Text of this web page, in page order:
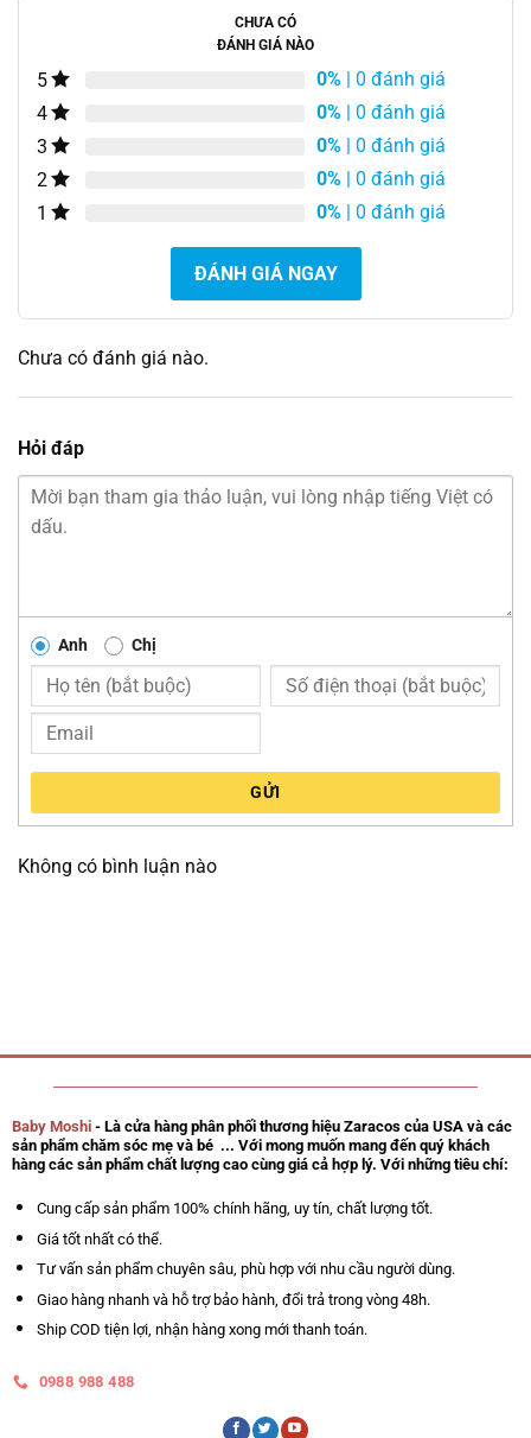
CHƯA CÓ
ĐÁNH GIÁ NÀO
5 0% | 0 đánh giá
4
0% | 0 đánh giá
3
0% | 0 đánh giá
2
0% | 0 đánh giá
1
0% | 0 đánh giá
ĐÁNH GIÁ NGAY
Chưa có đánh giá nào.
Hỏi đáp
Anh Chị
GỬI
Không có bình luận nào
Baby Moshi- Là cửa hàng phân phối thương hiệu Zaracos của USA và các
sản phẩm chăm sóc mẹ và bé ... Với mong muốn mang đến quý khách
hàng các sản phẩm chất lượng cao cùng giá cả hợp lý. Với những tiêu chí:
Cung cấp sản phẩm 100% chính hãng, uy tín, chất lượng tốt.
Giá tốt nhất có thể.
Tư vấn sản phẩm chuyên sâu, phù hợp với nhu cầu người dùng.
Giao hàng nhanh và hỗ trợ bảo hành, đổi trả trong vòng 48h.
Ship COD tiện lợi, nhận hàng xong mới thanh toán.
0988 988 488